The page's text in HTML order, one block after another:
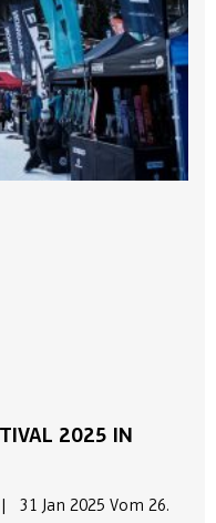
2025 IN
Jan 2025 Vom 26.